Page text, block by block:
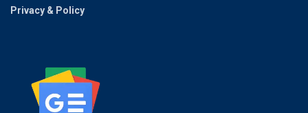
Privacy & Policy